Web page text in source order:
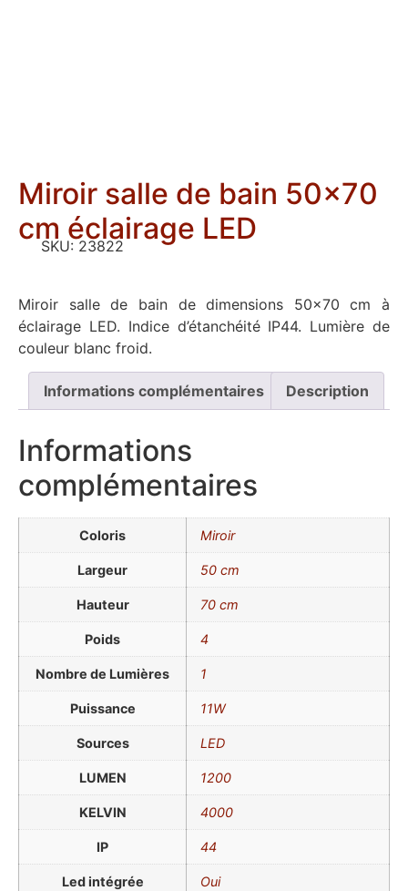
Miroir salle de bain 50×70
cm éclairage LED
SKU: 23822
Miroir salle de bain de dimensions 50×70 cm à
éclairage LED. Indice d’étanchéité IP44. Lumière de
couleur blanc froid.
Informations complémentaires Description
Informations
complémentaires
Coloris Miroir
Largeur 50 cm
Hauteur 70 cm
Poids 4
Nombre de Lumières 1
Puissance 11W
Sources LED
LUMEN 1200
KELVIN 4000
IP 44
Led intégrée Oui